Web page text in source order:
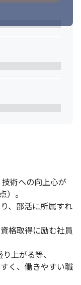
術への向上心が
）。
、部活に所属すれ
格取得に励む社員
上がる等、
く、働きやすい職